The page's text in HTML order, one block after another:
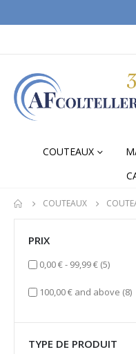
COUTEAUX
COUTEAUX
PRIX
0,00 €- 99,99 € (5)items
100,00 € and above (8)
TYPE DE PRODUIT